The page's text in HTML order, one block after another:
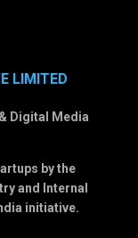
LIMITED
Digital Media
by the
and Internal
initiative.